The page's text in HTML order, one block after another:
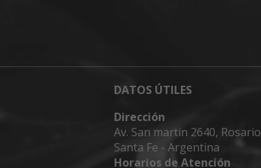
DATOS ÚTILES
Dirección
Av. San martin 2640, Rosario
Santa Fe - Argentina
Horarios de Atención